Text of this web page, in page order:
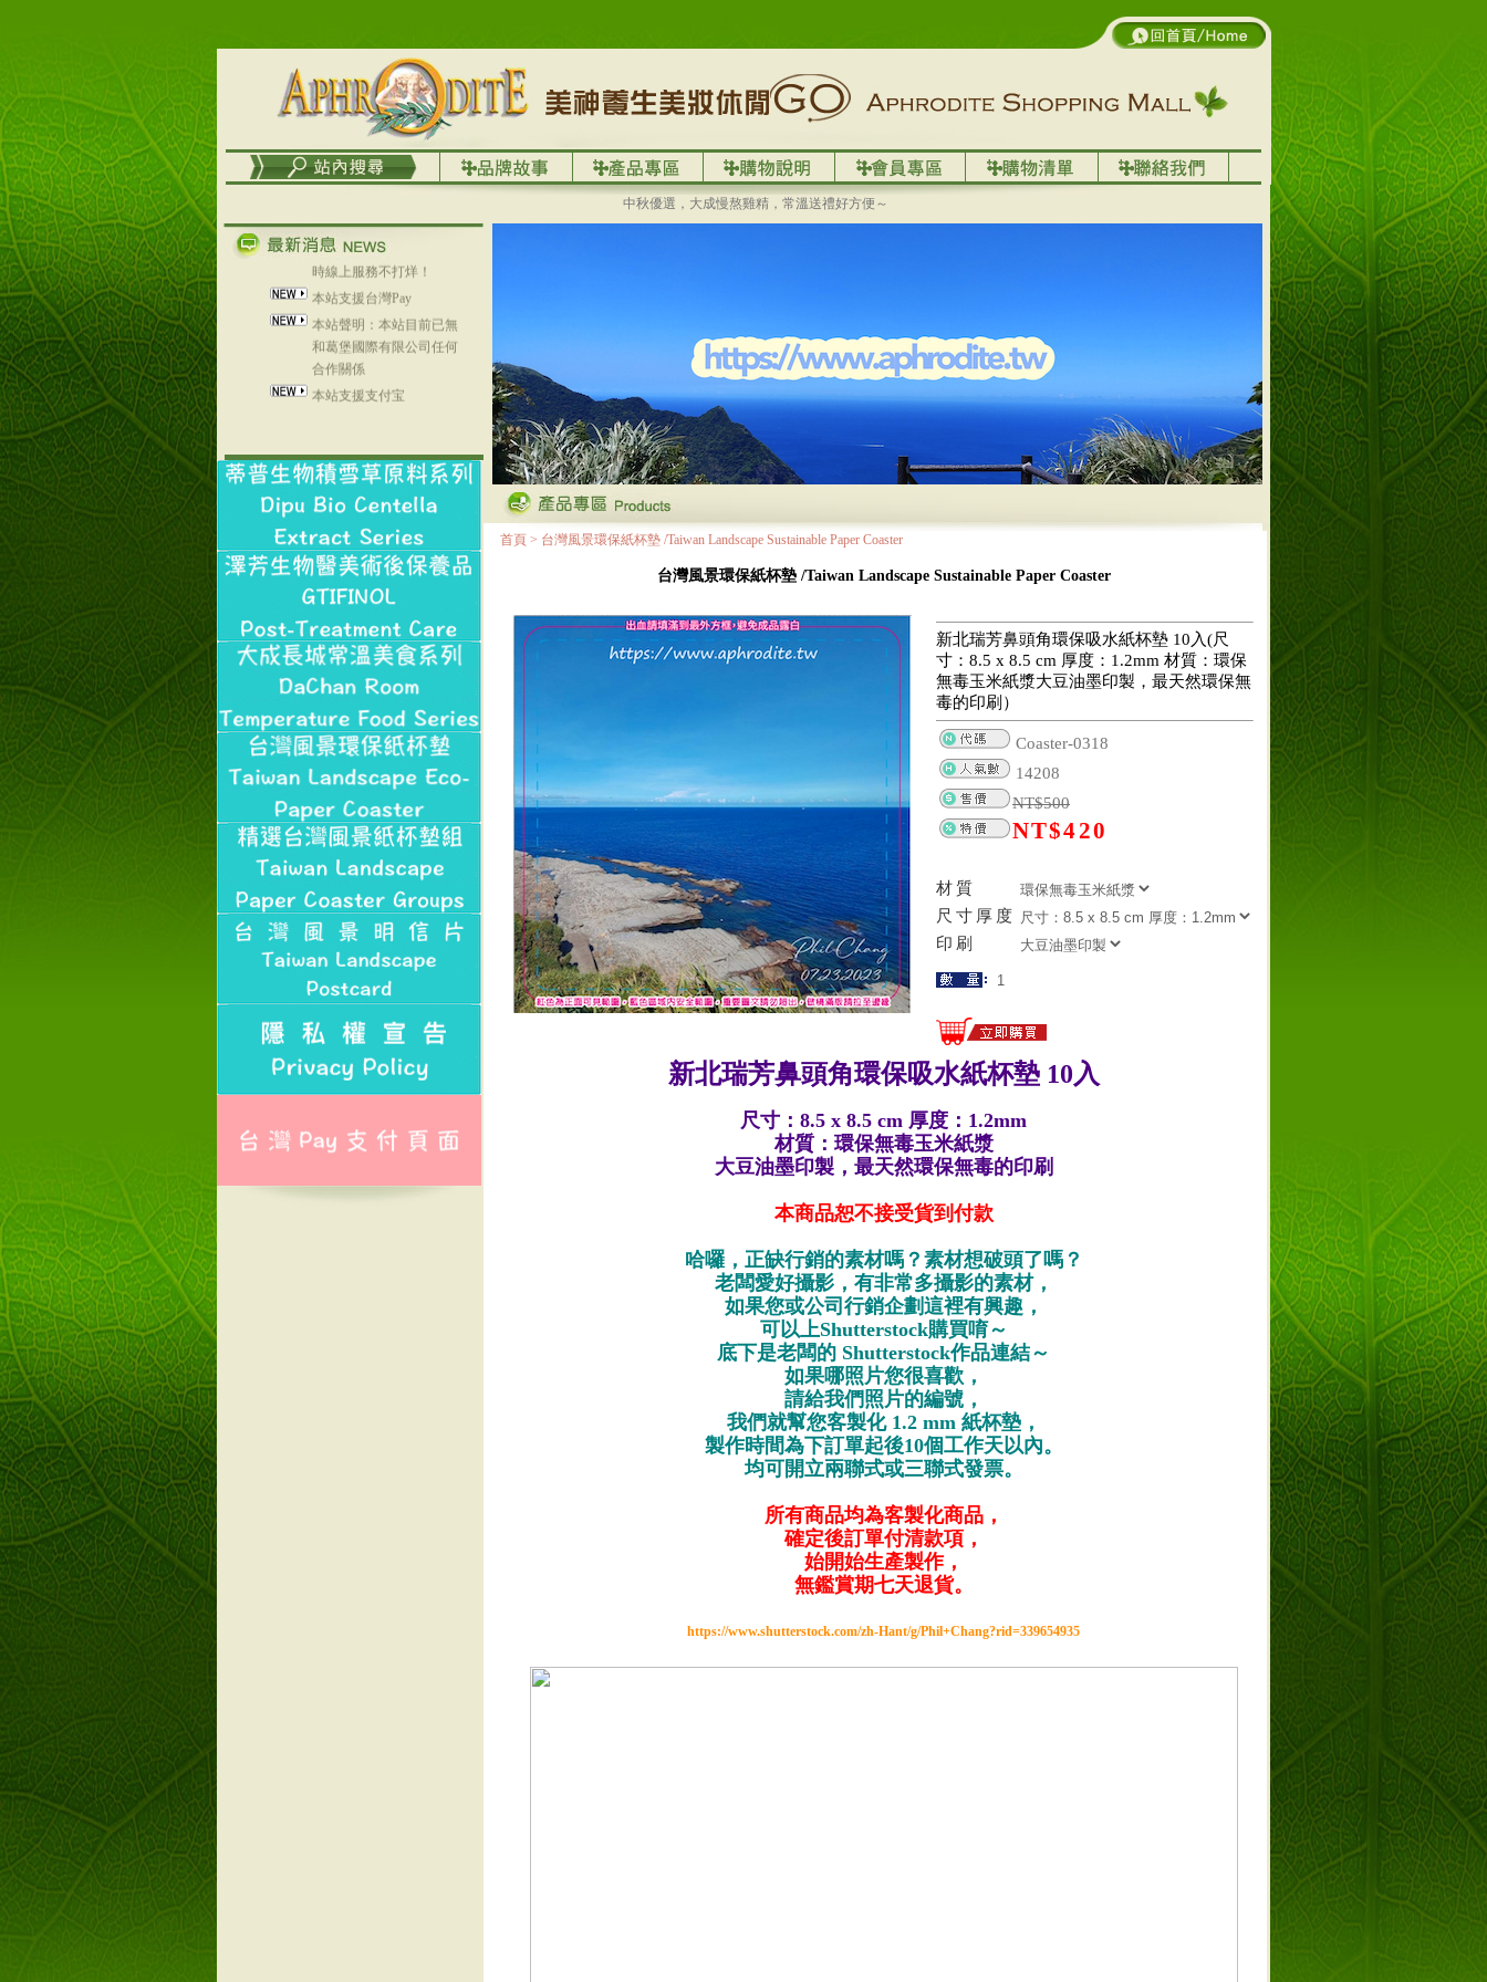
中秋優選，大成慢熬雞精，常溫送禮好方便～
在外租屋者、居住處無管
理員、不方便在工作地點
取件者，歡迎多多使用
【郵局i郵箱】的服務喔～
【i郵箱】設立的地點，請
進入內頁連結～
Line@aphrodite2020 24小
時線上服務不打烊！
本站支援台灣Pay
本站聲明：本站目前已無
和葛堡國際有限公司任何
合作關係
本站支援支付宝
2017年1月1日起，中国大
首頁 > 台灣風景環保紙杯墊 /Taiwan Landscape Sustainable Paper Coaster
台灣風景環保紙杯墊 /Taiwan Landscape Sustainable Paper Coaster
新北瑞芳鼻頭角環保吸水紙杯墊 10入(尺
寸：8.5 x 8.5 cm 厚度：1.2mm 材質：環保
無毒玉米紙漿大豆油墨印製，最天然環保無
毒的印刷）
Coaster-0318
14208
NT$500
NT$420
材質
尺寸厚度
印刷
新北瑞芳鼻頭角環保吸水紙杯墊 10入
尺寸：8.5 x 8.5 cm 厚度：1.2mm
材質：環保無毒玉米紙漿
大豆油墨印製，最天然環保無毒的印刷
本商品恕不接受貨到付款
哈囉，正缺行銷的素材嗎？素材想破頭了嗎？
老闆愛好攝影，有非常多攝影的素材，
如果您或公司行銷企劃這裡有興趣，
可以上Shutterstock購買唷～
底下是老闆的 Shutterstock作品連結～
如果哪照片您很喜歡，
請給我們照片的編號，
我們就幫您客製化 1.2 mm 紙杯墊，
製作時間為下訂單起後10個工作天以內。
均可開立兩聯式或三聯式發票。
所有商品均為客製化商品，
確定後訂單付清款項，
始開始生產製作，
無鑑賞期七天退貨。
https://www.shutterstock.com/zh-Hant/g/Phil+Chang?rid=339654935